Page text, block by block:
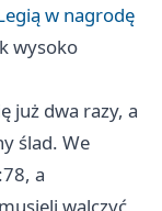
w nagrodę
wysoko
już dwa razy, a
ślad. We
a